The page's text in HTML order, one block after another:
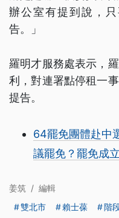
辦公室有提到說，
告。」
羅明才服務處表示，
利，對連署點停租一
提告。
64罷免團體赴中
議罷免？罷免成
姜筑 / 編輯
雙北市
賴士葆 階